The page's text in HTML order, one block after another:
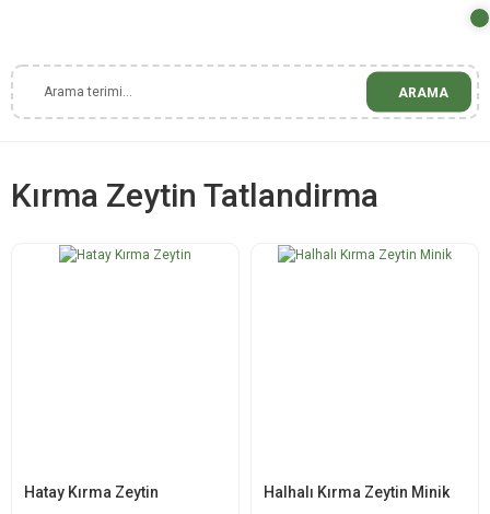
ARAMA
Kırma Zeytin Tatlandirma
Hatay Kırma Zeytin Halhalı Kırma Zeytin Minik